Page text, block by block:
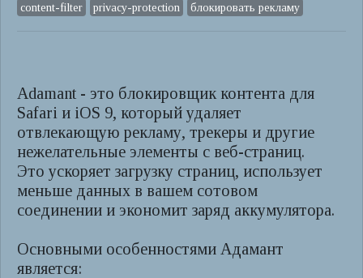
content-filter privacy-protection блокировать рекламу
Adamant - это блокировщик контента для
Safari и iOS 9, который удаляет
отвлекающую рекламу, трекеры и другие
нежелательные элементы с веб-страниц.
Это ускоряет загрузку страниц, использует
меньше данных в вашем сотовом
соединении и экономит заряд аккумулятора.
Основными особенностями Адамант
является: